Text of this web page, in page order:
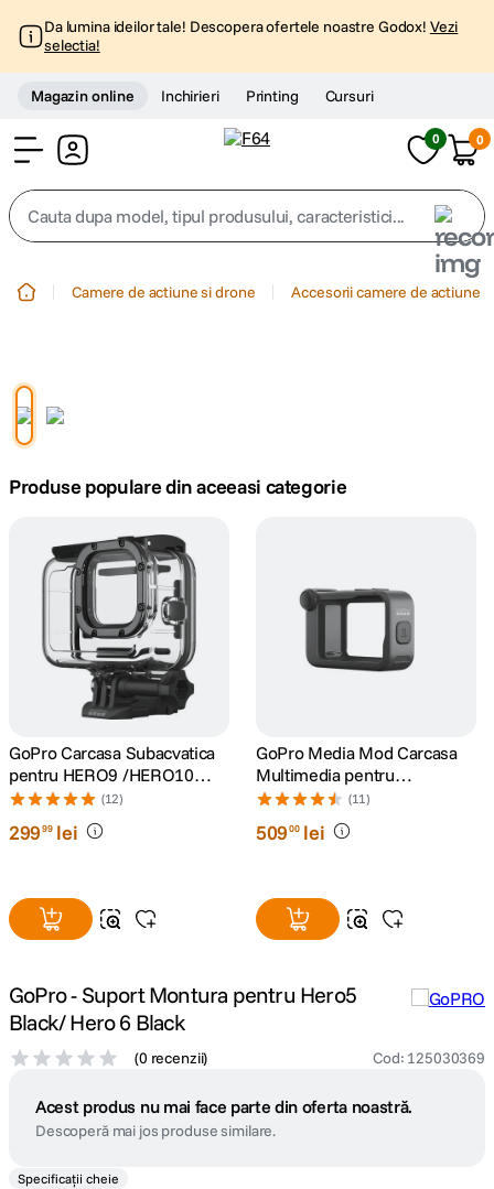
Da lumina ideilor tale! Descopera ofertele noastre Godox! Vezi
selectia!
Magazin online Inchirieri Printing Cursuri
0 0
Cauta dupa model, tipul produsului, caracteristici...
4. peak design
5. canon sx740 hs
lavaliera
7. card memorie
ulanzi
9 . insta 360
10 . godox
Camere de actiune si drone Accesorii camere de actiune
Produse populare din aceeasi categorie
GoPro Carcasa Subacvatica
pentru HERO9 /HERO10
/HERO11 Black/HERO12/
HERO13
(12)
29999 lei
GoPro Media Mod Carcasa
Multimedia pentru
HERO9/10/11/12/13 Black
(11)
50900 lei
GoPro - Suport Montura pentru Hero5
Black/ Hero 6 Black
(0 recenzii) Cod: 125030369
Acest produs nu mai face parte din oferta noastră.
Descoperă mai jos produse similare.
Specificații cheie